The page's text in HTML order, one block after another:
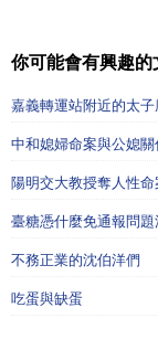
你可能會有興趣的
嘉義轉運站附近的太子
中和媳婦命案與公媳關
陽明交大教授奪人性命
臺糖憑什麼免通報問題
不務正業的沈伯洋們
吃蛋與缺蛋